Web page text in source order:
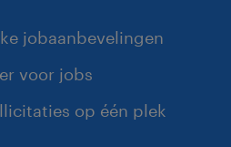
jobaanbevelingen
voor jobs
op één plek